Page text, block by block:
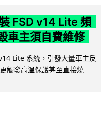
FSD v14 Lite 頻
車主須自費維修
Lite 系統，引發大量車主反
觸發高溫保護甚至直接燒